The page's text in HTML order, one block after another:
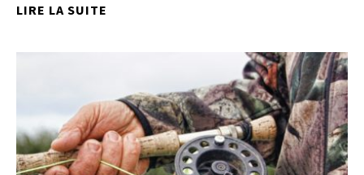
LIRE LA SUITE